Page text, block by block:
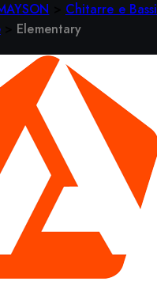
Chitarre e Bassi
Elementary